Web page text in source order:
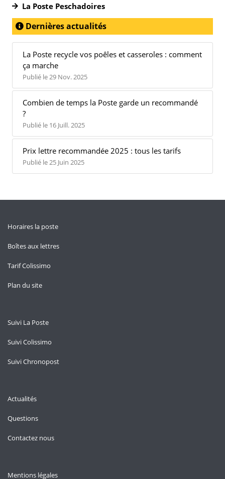
La Poste Peschadoires
Dernières actualités
La Poste recycle vos poêles et casseroles : comment
ça marche
Publié le 29 Nov. 2025
Combien de temps la Poste garde un recommandé
?
Publié le 16 Juill. 2025
Prix lettre recommandée 2025 : tous les tarifs
Publié le 25 Juin 2025
Horaires la poste
Boîtes aux lettres
Tarif Colissimo
Plan du site
Suivi La Poste
Suivi Colissimo
Suivi Chronopost
Actualités
Questions
Contactez nous
Mentions légales